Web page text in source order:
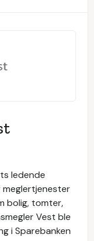
ledende
meglertjenester
bolig, tomter,
Vest ble
i Sparebanken